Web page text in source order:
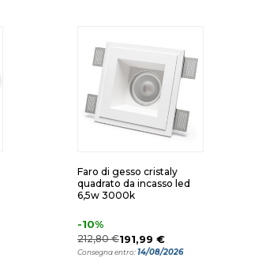
Faro di gesso cristaly
quadrato da incasso led
6,5w 3000k
-10%
212,80 €191,99 €
Consegna entro:14/08/2026